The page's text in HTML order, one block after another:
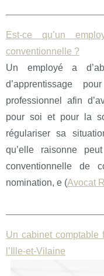
Est-ce qu’un
conventionnelle ?
Un employé a
d’apprentissage
professionnel afin
pour soi et pour la
régulariser sa
qu’elle raisonne
conventionnelle de
nomination, e (Avocat
Un cabinet comptable
l’Ille-et-Vilaine